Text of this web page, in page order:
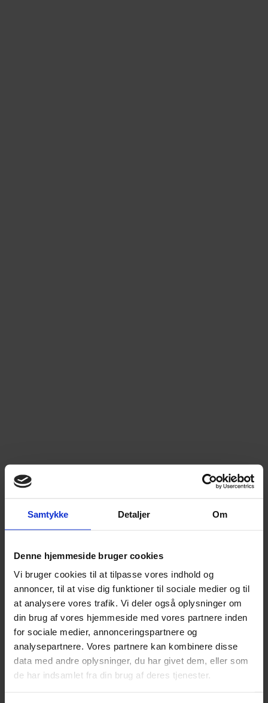
Samtykke Detaljer Om
Denne hjemmeside bruger cookies
Vi bruger cookies til at tilpasse vores indhold og
annoncer, til at vise dig funktioner til sociale medier og til
at analysere vores trafik. Vi deler også oplysninger om
din brug af vores hjemmeside med vores partnere inden
for sociale medier, annonceringspartnere og
analysepartnere. Vores partnere kan kombinere disse
data med andre oplysninger, du har givet dem, eller som
de har indsamlet fra din brug af deres tjenester.